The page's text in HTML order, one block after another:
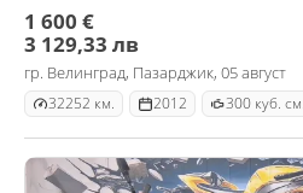
1 600 €
3 129,33 лв
гр. Велинград, Пазарджик, 05 август
32252 км. 2012 300 куб. см.